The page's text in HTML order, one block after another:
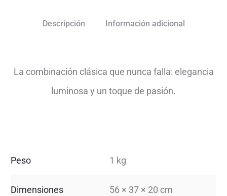
Descripción Información adicional
La combinación clásica que nunca falla: elegancia
luminosa y un toque de pasión.
Peso 1 kg
Dimensiones 56 × 37 × 20 cm